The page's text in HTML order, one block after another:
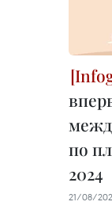
по
2024
21/08/